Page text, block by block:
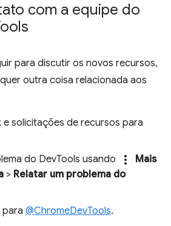
com a equipe do
para discutir os novos recursos,
outra coisa relacionada aos
e solicitações de recursos para
do DevTools usando
more_vert
Mais
> Relatar um problema do
para @ChromeDevTools.